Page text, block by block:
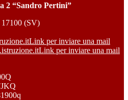
2 “Sandro Pertini”
17100 (SV)
Link per inviare una mail
Link per inviare una mail